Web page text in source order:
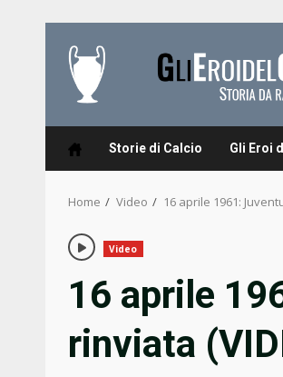
content
Storie di Calcio Gli Eroi
Home Video 16 aprile 1961:
Video
16 aprile
rinviata